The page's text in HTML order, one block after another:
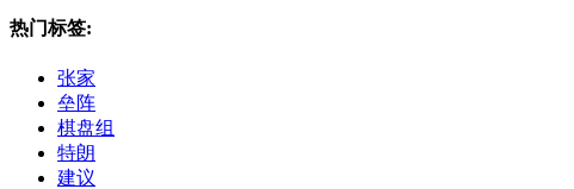
热门标签:
张家
垒阵
棋盘组
特朗
建议